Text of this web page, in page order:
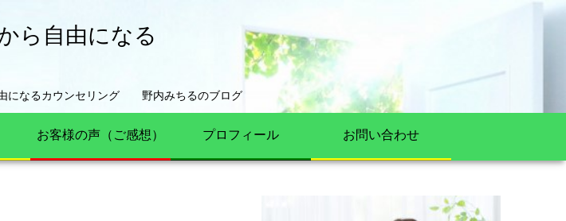
ら自由になる
由になるカウンセリング 野内みちるのブログ
お客様の声（ご感想） プロフィール お問い合わせ